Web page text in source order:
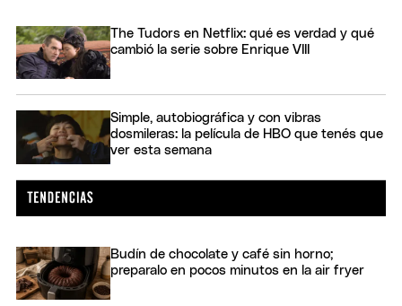
The Tudors en Netflix: qué es verdad y qué
cambió la serie sobre Enrique VIII
Simple, autobiográfica y con vibras
dosmileras: la película de HBO que tenés que
ver esta semana
Budín de chocolate y café sin horno;
preparalo en pocos minutos en la air fryer